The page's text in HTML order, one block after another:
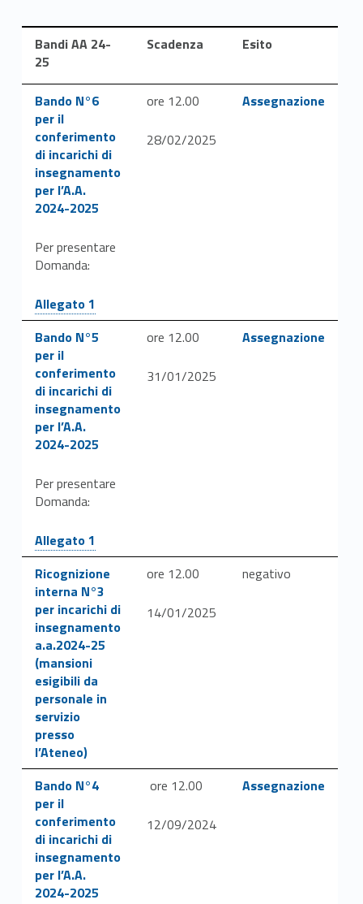
Bandi AA 24-
25
Scadenza Esito
Link identifier #identifier__74443-31
Bando N°6
per il
conferimento
di incarichi di
insegnamento
per l’A.A.
2024-2025
Per presentare
Domanda:
Link identifier #identifier__29706-32
Allegato 1
ore 12.00
28/02/2025
Link identifier #identifier__102390-33
Assegnazione
Link identifier #identifier__34172-34
Bando N°5
per il
conferimento
di incarichi di
insegnamento
per l’A.A.
2024-2025
Per presentare
Domanda:
Link identifier #identifier__32782-35
Allegato 1
ore 12.00
31/01/2025
Link identifier #identifier__197488-36
Assegnazione
Link identifier #identifier__134675-37
Ricognizione
interna N°3
per incarichi di
insegnamento
a.a.2024-25
(mansioni
esigibili da
personale in
servizio
presso
l’Ateneo)
ore 12.00
14/01/2025
negativo
Link identifier #identifier__171035-38
Bando N°4
per il
conferimento
di incarichi di
insegnamento
per l’A.A.
2024-2025
ore 12.00
12/09/2024
Link identifier #identifier__162985-40
Assegnazione